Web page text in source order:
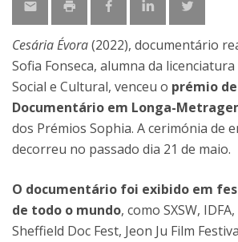
Cesária Évora(2022), documentário
Sofia Fonseca, alumna da
Social e Cultural, venceu o prémio
Documentário em Longa-
dos Prémios Sophia. A cerimónia de
decorreu no passado dia 21 de maio.
O documentário foi exibido em
de todo o mundo, como SXSW,
Sheffield Doc Fest, Jeon Ju Film